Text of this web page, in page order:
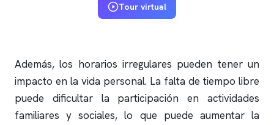
Tour virtual
Además, los horarios irregulares pueden tener un
impacto en la vida personal. La falta de tiempo libre
puede dificultar la participación en actividades
familiares y sociales, lo que puede aumentar la